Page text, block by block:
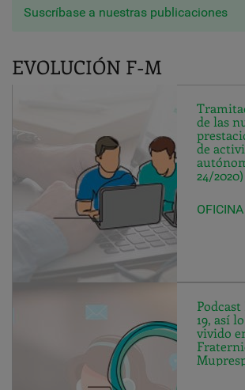
Suscríbase a nuestras publicaciones
EVOLUCIÓN F-M
de las
de
24/2020)
19, así
vivido